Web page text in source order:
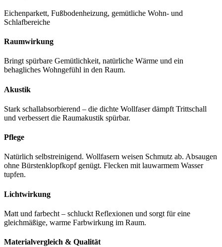
Eichenparkett, Fußbodenheizung, gemütliche Wohn- und
Schlafbereiche
Raumwirkung
Bringt spürbare Gemütlichkeit, natürliche Wärme und ein
behagliches Wohngefühl in den Raum.
Akustik
Stark schallabsorbierend – die dichte Wollfaser dämpft Trittschall
und verbessert die Raumakustik spürbar.
Pflege
Natürlich selbstreinigend. Wollfasern weisen Schmutz ab. Absaugen
ohne Bürstenklopfkopf genügt. Flecken mit lauwarmem Wasser
tupfen.
Lichtwirkung
Matt und farbecht – schluckt Reflexionen und sorgt für eine
gleichmäßige, warme Farbwirkung im Raum.
Materialvergleich & Qualität